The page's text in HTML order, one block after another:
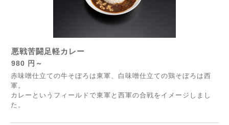
悪戦苦闘足軽カレー
980 円～
赤味噌仕立ての牛そぼろは東軍、白味噌仕立ての鶏そぼろは西
軍。
カレーというフィールドで東軍と西軍の合戦をイメージしまし
た。